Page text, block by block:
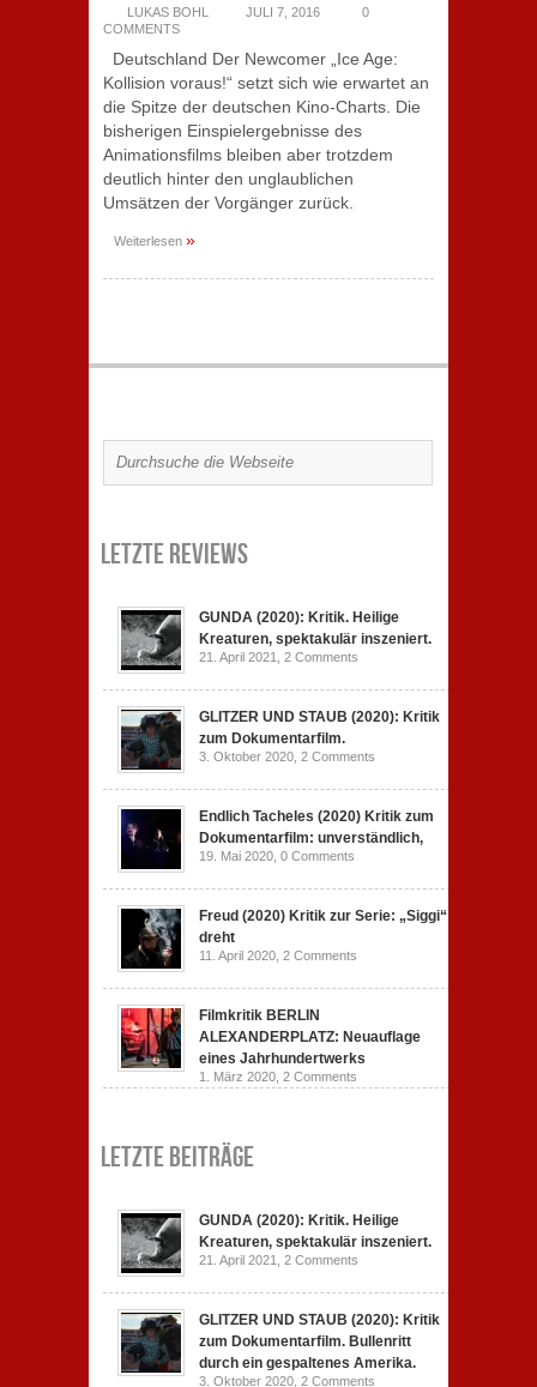
LUKAS BOHL JULI 7, 2016
0
COMMENTS
Deutschland Der Newcomer „Ice Age:
Kollision voraus!“ setzt sich wie erwartet an
die Spitze der deutschen Kino-Charts. Die
bisherigen Einspielergebnisse des
Animationsfilms bleiben aber trotzdem
deutlich hinter den unglaublichen
Umsätzen der Vorgänger zurück.
Weiterlesen »
Letzte Reviews
GUNDA (2020): Kritik. Heilige
Kreaturen, spektakulär inszeniert.
21. April 2021, 2 Comments
GLITZER UND STAUB (2020): Kritik
zum Dokumentarfilm.
3. Oktober 2020, 2 Comments
Endlich Tacheles (2020) Kritik zum
Dokumentarfilm: unverständlich,
19. Mai 2020, 0 Comments
Freud (2020) Kritik zur Serie: „Siggi“
dreht
11. April 2020, 2 Comments
Filmkritik BERLIN
ALEXANDERPLATZ: Neuauflage
eines Jahrhundertwerks
1. März 2020, 2 Comments
Letzte Beiträge
GUNDA (2020): Kritik. Heilige
Kreaturen, spektakulär inszeniert.
21. April 2021, 2 Comments
GLITZER UND STAUB (2020): Kritik
zum Dokumentarfilm. Bullenritt
durch ein gespaltenes Amerika.
3. Oktober 2020, 2 Comments